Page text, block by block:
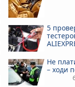
5
Не
– ходи